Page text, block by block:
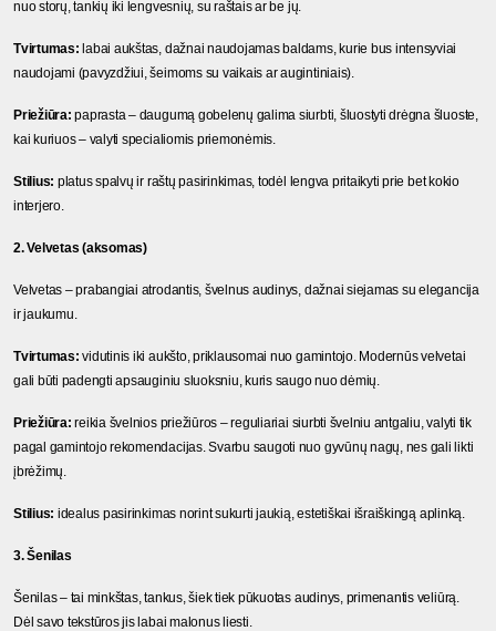
nuo storų, tankių iki lengvesnių, su raštais ar be jų.
Tvirtumas: labai aukštas, dažnai naudojamas baldams, kurie bus intensyviai
naudojami (pavyzdžiui, šeimoms su vaikais ar augintiniais).
Priežiūra: paprasta – daugumą gobelenų galima siurbti, šluostyti drėgna šluoste,
kai kuriuos – valyti specialiomis priemonėmis.
Stilius: platus spalvų ir raštų pasirinkimas, todėl lengva pritaikyti prie bet kokio
interjero.
2. Velvetas (aksomas)
Velvetas – prabangiai atrodantis, švelnus audinys, dažnai siejamas su elegancija
ir jaukumu.
Tvirtumas: vidutinis iki aukšto, priklausomai nuo gamintojo. Modernūs velvetai
gali būti padengti apsauginiu sluoksniu, kuris saugo nuo dėmių.
Priežiūra: reikia švelnios priežiūros – reguliariai siurbti švelniu antgaliu, valyti tik
pagal gamintojo rekomendacijas. Svarbu saugoti nuo gyvūnų nagų, nes gali likti
įbrėžimų.
Stilius: idealus pasirinkimas norint sukurti jaukią, estetiškai išraiškingą aplinką.
3. Šenilas
Šenilas – tai minkštas, tankus, šiek tiek pūkuotas audinys, primenantis veliūrą.
Dėl savo tekstūros jis labai malonus liesti.